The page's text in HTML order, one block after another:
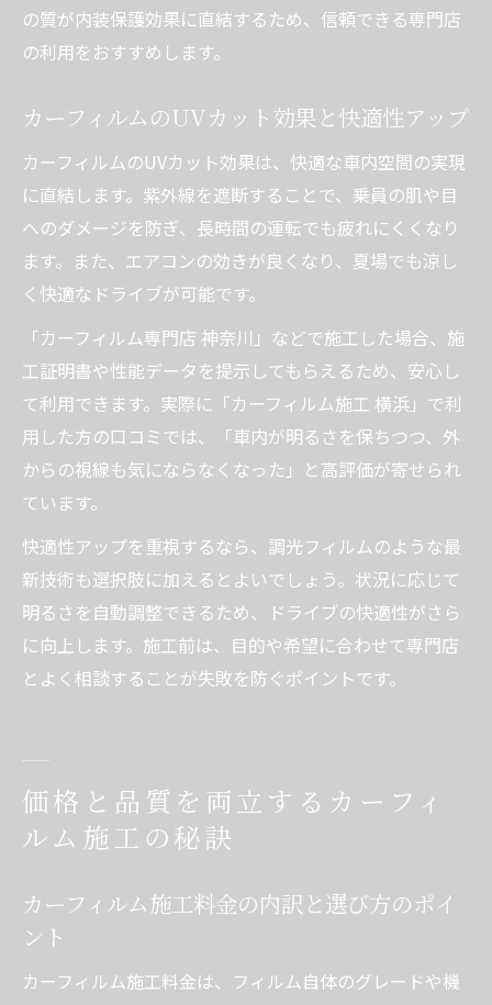
の質が内装保護効果に直結するため、信頼できる専門店
の利用をおすすめします。
カーフィルムのUVカット効果と快適性アップ
カーフィルムのUVカット効果は、快適な車内空間の実現
に直結します。紫外線を遮断することで、乗員の肌や目
へのダメージを防ぎ、長時間の運転でも疲れにくくなり
ます。また、エアコンの効きが良くなり、夏場でも涼し
く快適なドライブが可能です。
「カーフィルム専門店 神奈川」などで施工した場合、施
工証明書や性能データを提示してもらえるため、安心し
て利用できます。実際に「カーフィルム施工 横浜」で利
用した方の口コミでは、「車内が明るさを保ちつつ、外
からの視線も気にならなくなった」と高評価が寄せられ
ています。
快適性アップを重視するなら、調光フィルムのような最
新技術も選択肢に加えるとよいでしょう。状況に応じて
明るさを自動調整できるため、ドライブの快適性がさら
に向上します。施工前は、目的や希望に合わせて専門店
とよく相談することが失敗を防ぐポイントです。
価格と品質を両立するカーフィ
ルム施工の秘訣
カーフィルム施工料金の内訳と選び方のポイ
ント
カーフィルム施工料金は、フィルム自体のグレードや機